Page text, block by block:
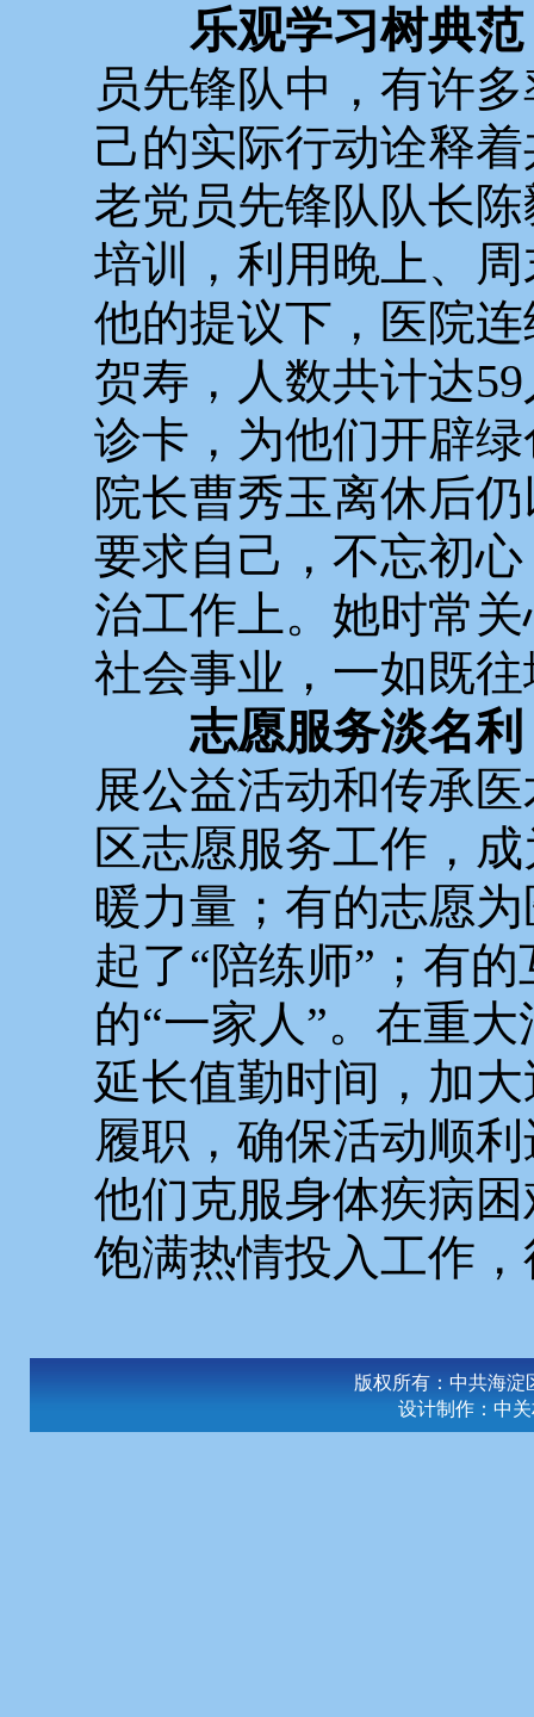
乐观学习树典
员先锋队中，有许
己的实际行动诠释
老党员先锋队队长
培训，利用晚上、
他的提议下，医院
贺寿，人数共计达
诊卡，为他们开辟
院长曹秀玉离休后
要求自己，不忘初
治工作上。她时常
社会事业，一如既
志愿服务淡名
展公益活动和传承
区志愿服务工作，
暖力量；有的志愿
起了“陪练师”；有
的“一家人”。在重
延长值勤时间，加
履职，确保活动顺
他们克服身体疾病
饱满热情投入工作
版权所有：中共海淀
设计制作： 中